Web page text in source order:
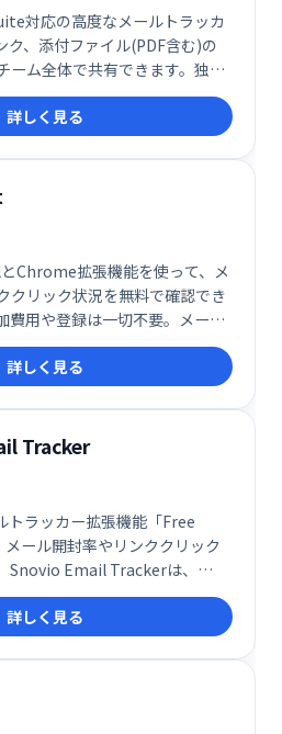
対応の高度なメールトラッカ
ク、添付ファイル(PDF含む)の
ーム全体で共有できます。独自
ットでテンプレートを作成、チ
把握可能です。過払いなしで
クの向上と業務効率化を支援し
詳しく見る
Chrome拡張機能を使って、メ
クリック状況を無料で確認でき
費用や登録は一切不要。メール
リンクをクリックされたかどう
ルマーケティングの効果測定
すぐ無料でメール追跡を始めま
詳しく見る
Tracker
ラッカー拡張機能「Free
ール開封率やリンククリック
Snovio Email Trackerは、
ンターフェース上で、受信者の
ルに表示します。無料で利用
ゲージメント状況を効率的に確
マーケティングを実現できま
詳しく見る